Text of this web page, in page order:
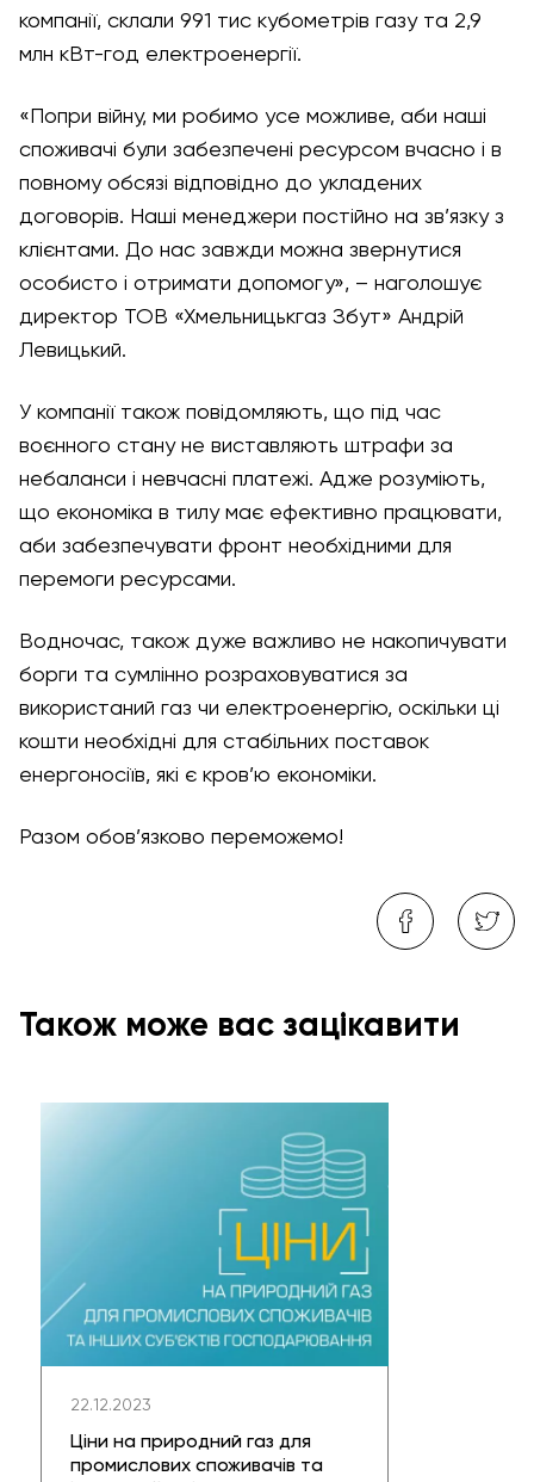
компанії, склали 991 тис кубометрів газу та 2,9
млн кВт-год електроенергії.
«Попри війну, ми робимо усе можливе, аби наші
споживачі були забезпечені ресурсом вчасно і в
повному обсязі відповідно до укладених
договорів. Наші менеджери постійно на зв’язку з
клієнтами. До нас завжди можна звернутися
особисто і отримати допомогу», – наголошує
директор ТОВ «Хмельницькгаз Збут» Андрій
Левицький.
У компанії також повідомляють, що під час
воєнного стану не виставляють штрафи за
небаланси і невчасні платежі. Адже розуміють,
що економіка в тилу має ефективно працювати,
аби забезпечувати фронт необхідними для
перемоги ресурсами.
Водночас, також дуже важливо не накопичувати
борги та сумлінно розраховуватися за
використаний газ чи електроенергію, оскільки ці
кошти необхідні для стабільних поставок
енергоносіїв, які є кров’ю економіки.
Разом обов’язково переможемо!
Також може вас зацікавити
22.12.2023
Ціни на природний газ для
промислових споживачів та